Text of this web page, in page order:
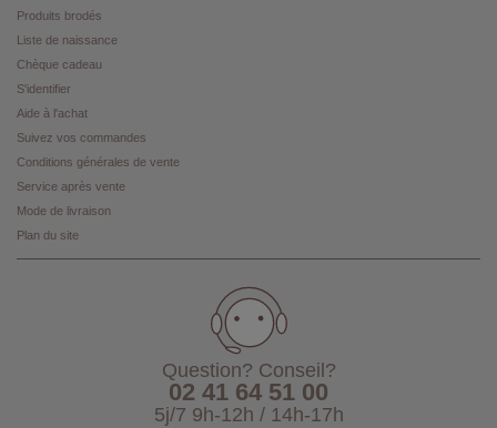
Produits brodés
Liste de naissance
Chèque cadeau
S'identifier
Aide à l'achat
Suivez vos commandes
Conditions générales de vente
Service après vente
Mode de livraison
Plan du site
Question? Conseil?
02 41 64 51 00
5j/7 9h-12h / 14h-17h